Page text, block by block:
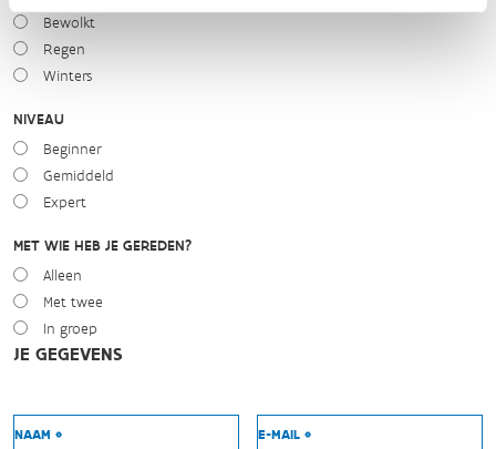
Bewolkt
Regen
Winters
NIVEAU
Beginner
Gemiddeld
Expert
MET WIE HEB JE GEREDEN?
Alleen
Met twee
In groep
JE GEGEVENS
NAAM * E-MAIL *